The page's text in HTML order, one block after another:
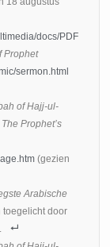
docs/PDF
Prophet
sermon.html
of Hajj-ul-
Prophet’s
(gezien
Arabische
toegelicht door